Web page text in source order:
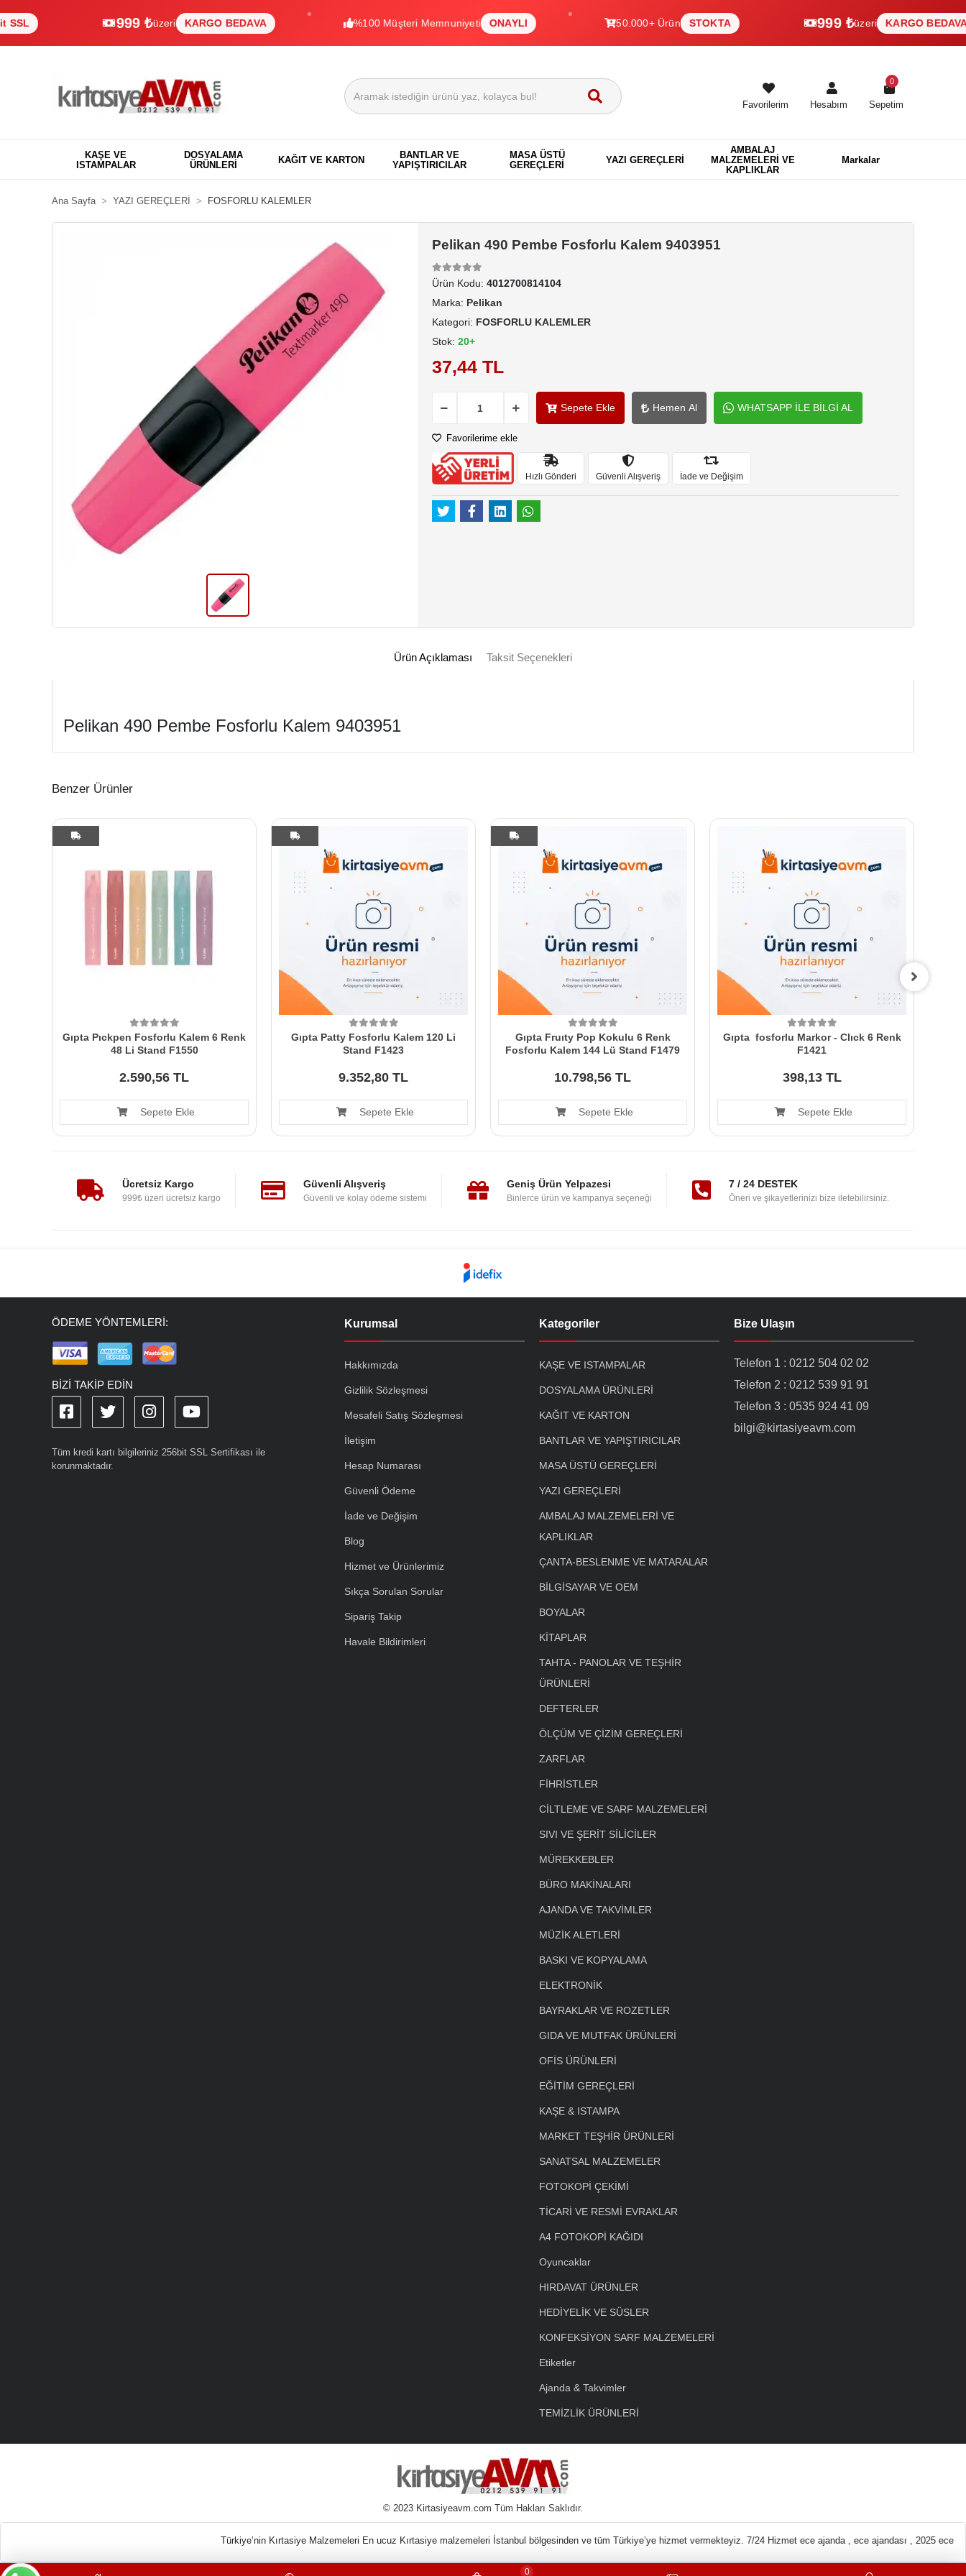
999 ₺üzeri KARGO BEDAVA %100 Müşteri Memnuniyeti ONAYLI 50.000+ Ürün STOKTA 999 ₺üzeri KARGO BEDAVA
Favorilerim Hesabım Sepetim
0
KAŞE VE
ISTAMPALAR
DOSYALAMA
ÜRÜNLERİ
KAĞIT VE KARTON
BANTLAR VE
YAPIŞTIRICILAR
MASA ÜSTÜ
GEREÇLERİ
YAZI GEREÇLERİ
AMBALAJ
MALZEMELERİ VE
KAPLIKLAR
Markalar
Ana Sayfa YAZI GEREÇLERİ FOSFORLU KALEMLER
Pelikan 490 Pembe Fosforlu Kalem 9403951
Ürün Kodu: 4012700814104
Marka: Pelikan
Kategori: FOSFORLU KALEMLER
Stok: 20+
37,44 TL
Sepete Ekle Hemen Al WHATSAPP İLE BİLGİ AL
Favorilerime ekle
Hızlı Gönderi Güvenli Alışveriş İade ve Değişim
Ürün Açıklaması Taksit Seçenekleri
Pelikan 490 Pembe Fosforlu Kalem 9403951
Benzer Ürünler
Gıpta Pıckpen Fosforlu Kalem 6 Renk
48 Li Stand F1550
2.590,56 TL
Sepete Ekle
Gıpta Patty Fosforlu Kalem 120 Li
Stand F1423
9.352,80 TL
Sepete Ekle
Gıpta Fruıty Pop Kokulu 6 Renk
Fosforlu Kalem 144 Lü Stand F1479
10.798,56 TL
Sepete Ekle
Gıpta fosforlu Markor - Clıck 6 Renk
F1421
398,13 TL
Sepete Ekle
Ücretsiz Kargo
999₺ üzeri ücretsiz kargo
Güvenli Alışveriş
Güvenli ve kolay ödeme sistemi
Geniş Ürün Yelpazesi
Binlerce ürün ve kampanya seçeneği
7 / 24 DESTEK
Öneri ve şikayetlerinizi bize iletebilirsiniz.
ÖDEME YÖNTEMLERİ:
BİZİ TAKİP EDİN
Tüm kredi kartı bilgileriniz 256bit SSL Sertifikası ile
korunmaktadır.
Kurumsal
Hakkımızda
Gizlilik Sözleşmesi
Mesafeli Satış Sözleşmesi
İletişim
Hesap Numarası
Güvenli Ödeme
İade ve Değişim
Blog
Hizmet ve Ürünlerimiz
Sıkça Sorulan Sorular
Sipariş Takip
Havale Bildirimleri
Kategoriler
KAŞE VE ISTAMPALAR
DOSYALAMA ÜRÜNLERİ
KAĞIT VE KARTON
BANTLAR VE YAPIŞTIRICILAR
MASA ÜSTÜ GEREÇLERİ
YAZI GEREÇLERİ
AMBALAJ MALZEMELERİ VE
KAPLIKLAR
ÇANTA-BESLENME VE MATARALAR
BİLGİSAYAR VE OEM
BOYALAR
KİTAPLAR
TAHTA - PANOLAR VE TEŞHİR
ÜRÜNLERİ
DEFTERLER
ÖLÇÜM VE ÇİZİM GEREÇLERİ
ZARFLAR
FİHRİSTLER
CİLTLEME VE SARF MALZEMELERİ
SIVI VE ŞERİT SİLİCİLER
MÜREKKEBLER
BÜRO MAKİNALARI
AJANDA VE TAKVİMLER
MÜZİK ALETLERİ
BASKI VE KOPYALAMA
ELEKTRONİK
BAYRAKLAR VE ROZETLER
GIDA VE MUTFAK ÜRÜNLERİ
OFİS ÜRÜNLERİ
EĞİTİM GEREÇLERİ
KAŞE & ISTAMPA
MARKET TEŞHİR ÜRÜNLERİ
SANATSAL MALZEMELER
FOTOKOPİ ÇEKİMİ
TİCARİ VE RESMİ EVRAKLAR
A4 FOTOKOPİ KAĞIDI
Oyuncaklar
HIRDAVAT ÜRÜNLER
HEDİYELİK VE SÜSLER
KONFEKSİYON SARF MALZEMELERİ
Etiketler
Ajanda & Takvimler
TEMİZLİK ÜRÜNLERİ
Bize Ulaşın
Telefon 1 : 0212 504 02 02
Telefon 2 : 0212 539 91 91
Telefon 3 : 0535 924 41 09
bilgi@kirtasiyeavm.com
© 2023 Kirtasiyeavm.com Tüm Hakları Saklıdır.
Türkiye’nin Kırtasiye Malzemeleri En ucuz
0